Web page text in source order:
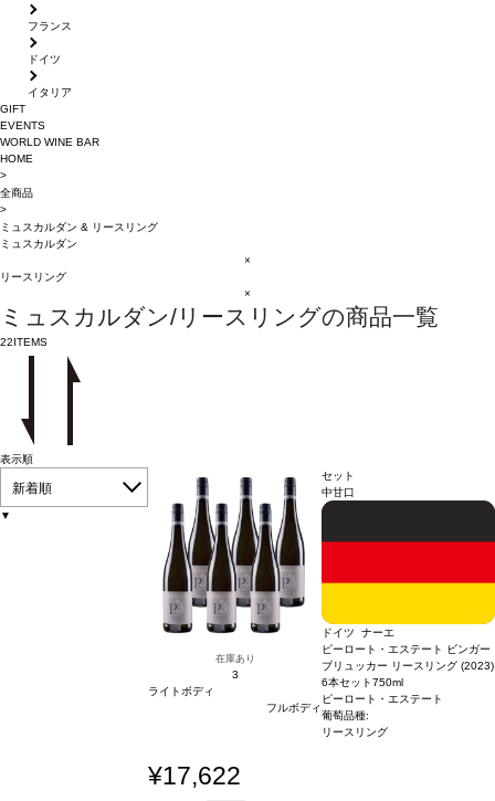
フランス
ドイツ
イタリア
GIFT
EVENTS
WORLD WINE BAR
HOME
>
全商品
>
ミュスカルダン & リースリング
ミュスカルダン
×
リースリング
×
ミュスカルダン/リースリングの商品一覧
22ITEMS
表示順
新着順
▼
在庫あり
3
ライトボディ
フルボディ
セット
中甘口
ドイツ ナーエ
ピーロート・エステート ビンガー
ブリュッカー リースリング (2023)
6本セット750ml
ピーロート・エステート
葡萄品種:
リースリング
¥17,622